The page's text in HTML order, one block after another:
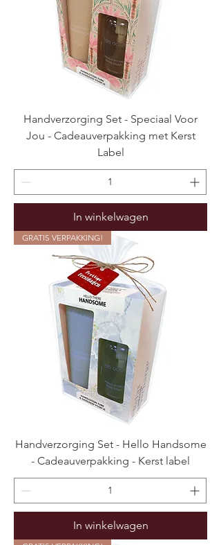
Handverzorging Set - Speciaal Voor
Jou - Cadeauverpakking met Kerst
Label
In winkelwagen
GRATIS VERPAKKING!
Handverzorging Set - Hello Handsome
- Cadeauverpakking - Kerst label
In winkelwagen